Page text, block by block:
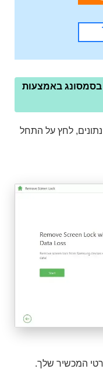
בסמסונג באמצעות
לחץ על התחל
המכשיר שלך.